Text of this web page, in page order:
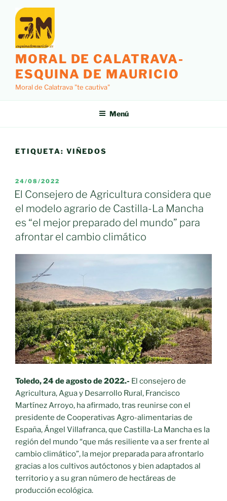
contenido
MORAL DE CALATRAVA-
ESQUINA DE MAURICIO
Moral de Calatrava "te cautiva"
Menú
ETIQUETA: VIÑEDOS
PUBLICADO
EL
24/08/2022
El Consejero de Agricultura considera que
el modelo agrario de Castilla-La Mancha
es “el mejor preparado del mundo” para
afrontar el cambio climático
Toledo, 24 de agosto de 2022.- El consejero de
Agricultura, Agua y Desarrollo Rural, Francisco
Martínez Arroyo, ha afirmado, tras reunirse con el
presidente de Cooperativas Agro-alimentarias de
España, Ángel Villafranca, que Castilla-La Mancha es la
región del mundo “que más resiliente va a ser frente al
cambio climático”, la mejor preparada para afrontarlo
gracias a los cultivos autóctonos y bien adaptados al
territorio y a su gran número de hectáreas de
producción ecológica.